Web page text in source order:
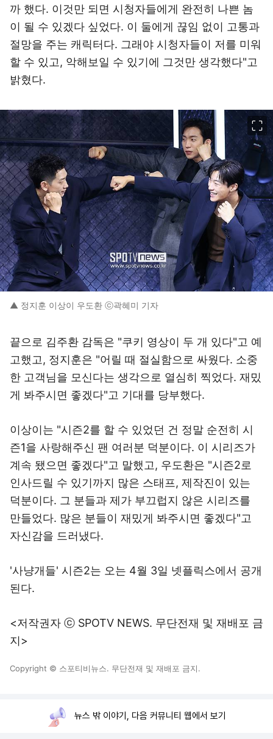
까 했다. 이것만 되면 시청자들에게 완전히 나쁜 놈
이 될 수 있겠다 싶었다. 이 둘에게 끊임 없이 고통과
절망을 주는 캐릭터다. 그래야 시청자들이 저를 미워
할 수 있고, 악해보일 수 있기에 그것만 생각했다"고
밝혔다.
▲ 정지훈 이상이 우도환 ⓒ곽혜미 기자
끝으로 김주환 감독은 "쿠키 영상이 두 개 있다"고 예
고했고, 정지훈은 "어릴 때 절실함으로 싸웠다. 소중
한 고객님을 모신다는 생각으로 열심히 찍었다. 재밌
게 봐주시면 좋겠다"고 기대를 당부했다.
이상이는 "시즌2를 할 수 있었던 건 정말 순전히 시
즌1을 사랑해주신 팬 여러분 덕분이다. 이 시리즈가
계속 됐으면 좋겠다"고 말했고, 우도환은 "시즌2로
인사드릴 수 있기까지 많은 스태프, 제작진이 있는
덕분이다. 그 분들과 제가 부끄럽지 않은 시리즈를
만들었다. 많은 분들이 재밌게 봐주시면 좋겠다"고
자신감을 드러냈다.
'사냥개들' 시즌2는 오는 4월 3일 넷플릭스에서 공개
된다.
<저작권자 ⓒ SPOTV NEWS. 무단전재 및 재배포 금
지>
Copyright © 스포티비뉴스. 무단전재 및 재배포 금지.
뉴스 밖 이야기, 다음 커뮤니티 웹에서 보기